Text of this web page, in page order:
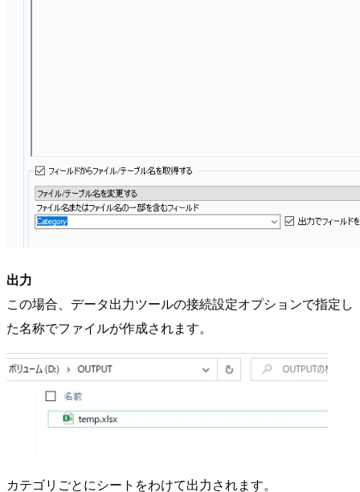
出力
この場合、データ出力ツールの接続設定オプションで指定し
た名称でファイルが作成されます。
カテゴリごとにシートをわけて出力されます。